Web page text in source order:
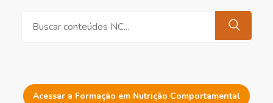
Acessar a Formação em Nutrição Comportamental